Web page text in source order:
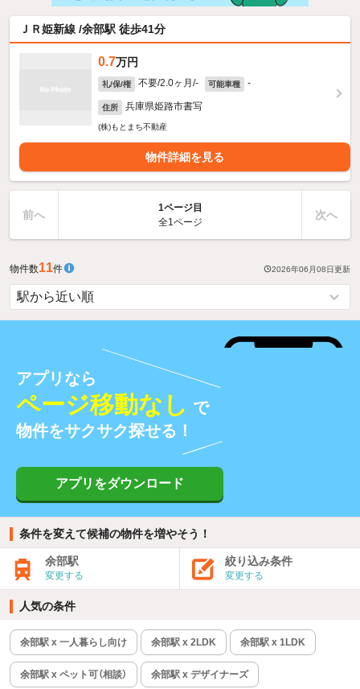
ＪＲ姫新線 /余部駅 徒歩41分
0.7万円
礼/保/権 不要/2.0ヶ月/- 可能車種 -
住所 兵庫県姫路市書写
(株)もとまち不動産
物件詳細を見る
前へ
1ページ目
全1ページ
次へ
物件数11件 2026年06月08日更新
アプリなら
ページ移動なし で
物件をサクサク探せる！
アプリをダウンロード
条件を変えて候補の物件を増やそう！
余部駅
変更する
絞り込み条件
変更する
人気の条件
余部駅 x 一人暮らし向け 余部駅 x 2LDK 余部駅 x 1LDK
余部駅 x ペット可（相談） 余部駅 x デザイナーズ